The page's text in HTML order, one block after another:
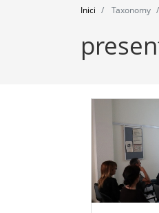
Inici Taxonomy